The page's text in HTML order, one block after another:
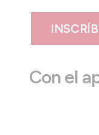
Con el